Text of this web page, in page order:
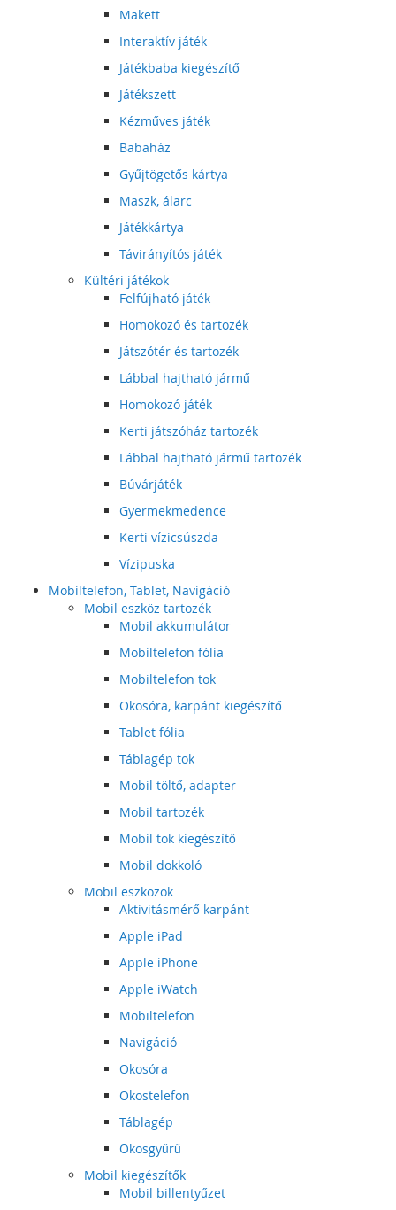
Makett
Interaktív játék
Játékbaba kiegészítő
Játékszett
Kézműves játék
Babaház
Gyűjtögetős kártya
Maszk, álarc
Játékkártya
Távirányítós játék
Kültéri játékok
Felfújható játék
Homokozó és tartozék
Játszótér és tartozék
Lábbal hajtható jármű
Homokozó játék
Kerti játszóház tartozék
Lábbal hajtható jármű tartozék
Búvárjáték
Gyermekmedence
Kerti vízicsúszda
Vízipuska
Mobiltelefon, Tablet, Navigáció
Mobil eszköz tartozék
Mobil akkumulátor
Mobiltelefon fólia
Mobiltelefon tok
Okosóra, karpánt kiegészítő
Tablet fólia
Táblagép tok
Mobil töltő, adapter
Mobil tartozék
Mobil tok kiegészítő
Mobil dokkoló
Mobil eszközök
Aktivitásmérő karpánt
Apple iPad
Apple iPhone
Apple iWatch
Mobiltelefon
Navigáció
Okosóra
Okostelefon
Táblagép
Okosgyűrű
Mobil kiegészítők
Mobil billentyűzet